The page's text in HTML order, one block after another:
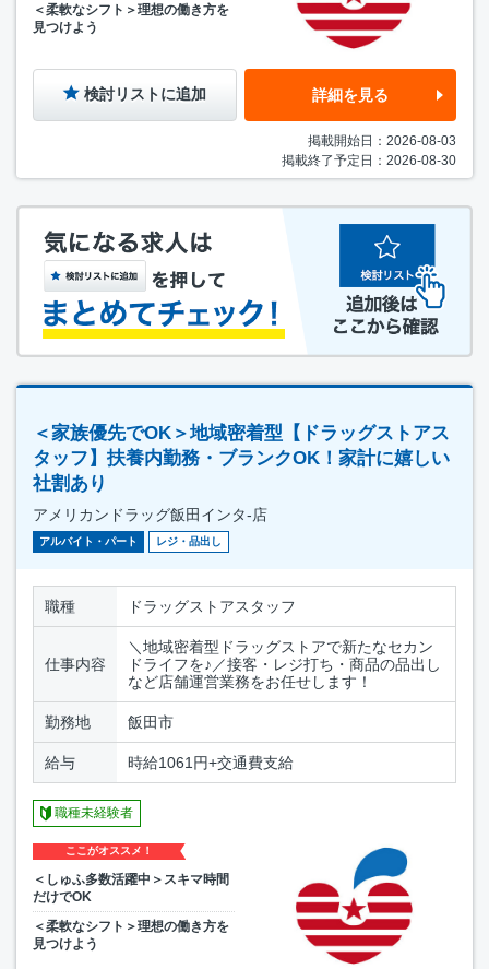
＜柔軟なシフト＞理想の働き方を
見つけよう
検討リストに追加 詳細を見る
掲載開始日：2026-08-03
掲載終了予定日：2026-08-30
＜家族優先でOK＞地域密着型【ドラッグストアス
タッフ】扶養内勤務・ブランクOK！家計に嬉しい
社割あり
アメリカンドラッグ飯田インタ-店
アルバイト・パート レジ・品出し
職種 ドラッグストアスタッフ
仕事内容
＼地域密着型ドラッグストアで新たなセカン
ドライフを♪／接客・レジ打ち・商品の品出し
など店舗運営業務をお任せします！
勤務地 飯田市
給与 時給1061円+交通費支給
職種未経験者
ここがオススメ！
＜しゅふ多数活躍中＞スキマ時間
だけでOK
＜柔軟なシフト＞理想の働き方を
見つけよう